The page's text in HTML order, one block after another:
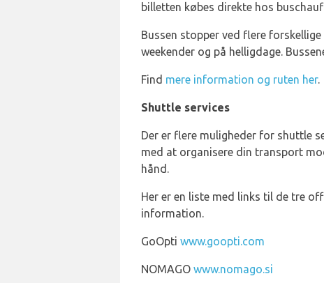
billetten købes direkte hos
Bussen stopper ved flere
weekender og på helligdage.
Find mere information og ruten her.
Shuttle services
Der er flere muligheder for shuttle
med at organisere din transport
hånd.
Her er en liste med links til de tre
information.
GoOpti www.goopti.com
NOMAGO www.nomago.si